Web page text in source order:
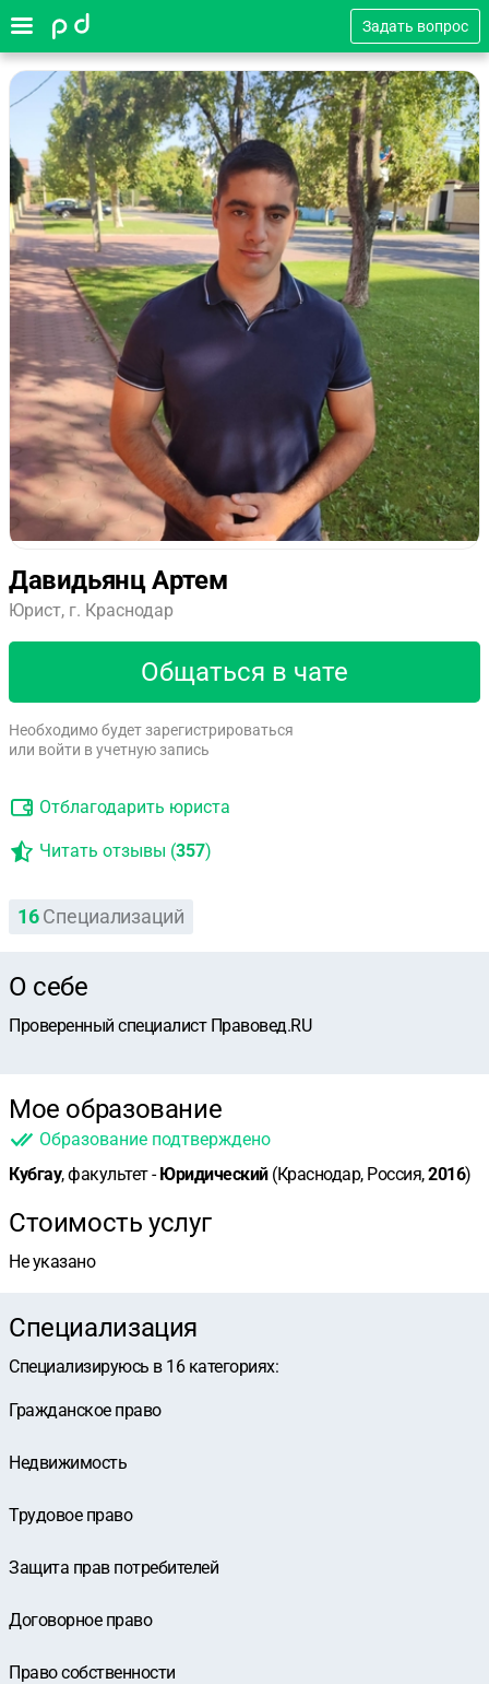
Задать вопрос
Давидьянц Артем
Юрист, г. Краснодар
Общаться в чате
Необходимо будет зарегистрироваться
или войти в учетную запись
Отблагодарить юриста
Читать отзывы (357)
16 Специализаций
О себе
Проверенный специалист Правовед.RU
Мое образование
Образование подтверждено
Кубгау, факультет -Юридический(Краснодар, Россия,2016)
Стоимость услуг
Не указано
Специализация
Специализируюсь в 16 категориях:
Гражданское право
Недвижимость
Трудовое право
Защита прав потребителей
Договорное право
Право собственности